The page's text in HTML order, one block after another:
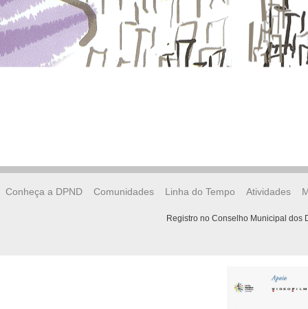
Conheça a DPND Comunidades Linha do Tempo Atividades
Registro no Conselho Municipal dos